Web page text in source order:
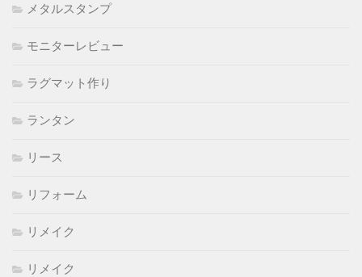
メタルスタンプ
モニターレビュー
ラグマット作り
ランタン
リース
リフォーム
リメイク
リメイク